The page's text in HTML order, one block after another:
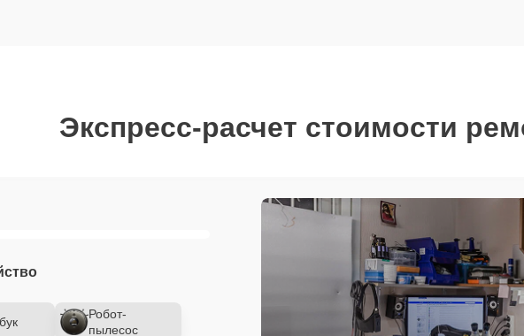
Экспресс-расчет стоимости
Робот-
пылесос